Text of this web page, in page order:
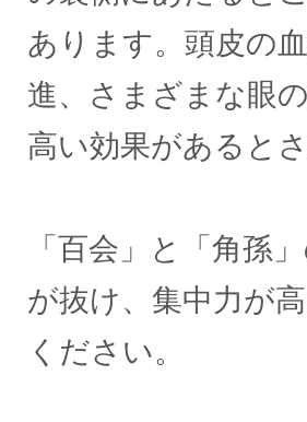
あります。頭皮の
進、さまざまな眼
高い効果があると
「百会」と「角孫
が抜け、集中力が
ください。